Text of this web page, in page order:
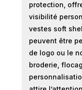
protection,
visibilité
vestes soft
peuvent être
de logo ou le
broderie,